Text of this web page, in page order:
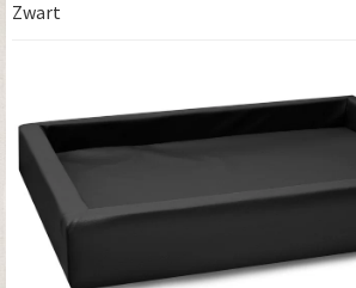
Zwart